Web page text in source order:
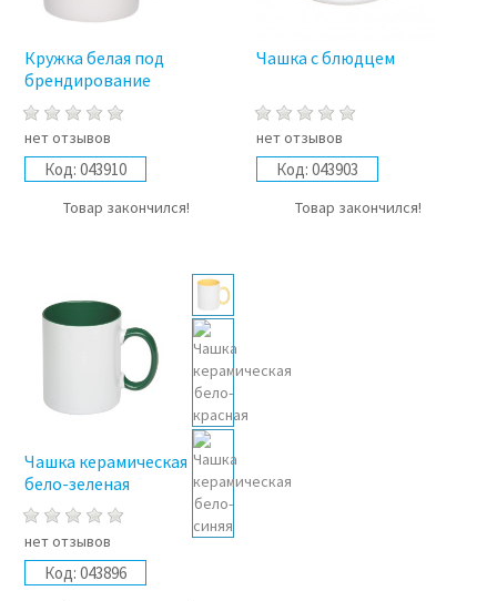
Кружка белая под
брендирование
нет отзывов
Код: 043910
Товар закончился!
Чашка с блюдцем
нет отзывов
Код: 043903
Товар закончился!
Чашка керамическая
бело-зеленая
нет отзывов
Код: 043896